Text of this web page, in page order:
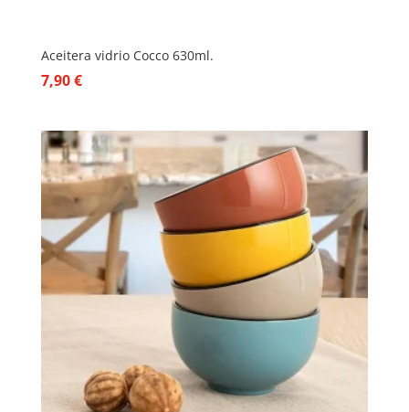
Aceitera vidrio Cocco 630ml.
7,90€